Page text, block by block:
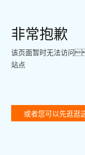
非常抱歉
该页面暂时无法访问
站点
或者您可以先逛